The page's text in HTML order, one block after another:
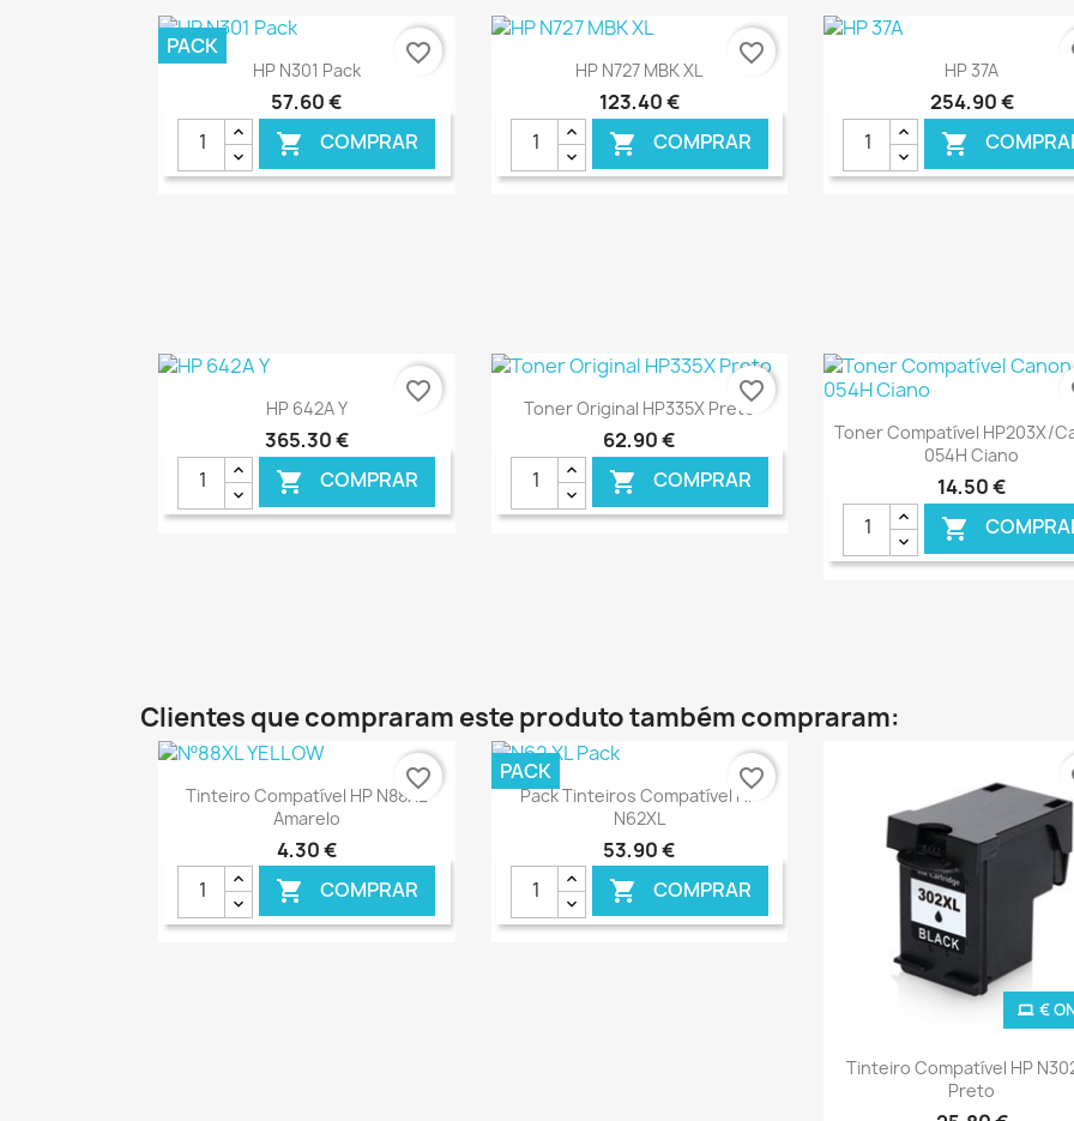
Ver+
HP N301 Pack
57,60 €
 COMPRAR
PACK favorite_border Ver+
HP N727 MBK XL
123,40 €
 COMPRAR
favorite_border Ver+
HP 37A
254,90 €

Ver+
HP 642A Y
365,30 €
 COMPRAR
favorite_border Ver+
Toner Original HP335X Preto
62,90 €
 COMPRAR
favorite_border
Ver+
Toner Compatível HP203X/
054H Ciano
14,50 €

Clientes que compraram este produto também compraram:
Ver+
Tinteiro Compatível HP N88XL
Amarelo
4,30 €
 COMPRAR
favorite_border Ver+
Pack Tinteiros Compatível HP
N62XL
53,90 €
 COMPRAR
PACK favorite_border
Ver+
Tinteiro Compatível HP
Preto
€